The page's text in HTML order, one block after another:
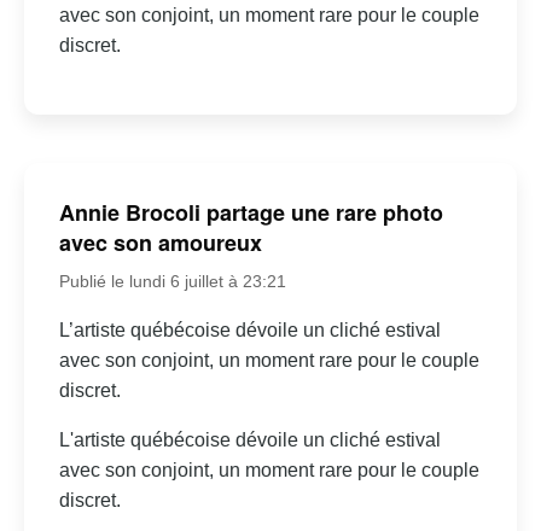
avec son conjoint, un moment rare pour le couple
discret.
Annie Brocoli partage une rare photo
avec son amoureux
Publié le lundi 6 juillet à 23:21
L’artiste québécoise dévoile un cliché estival
avec son conjoint, un moment rare pour le couple
discret.
L'artiste québécoise dévoile un cliché estival
avec son conjoint, un moment rare pour le couple
discret.